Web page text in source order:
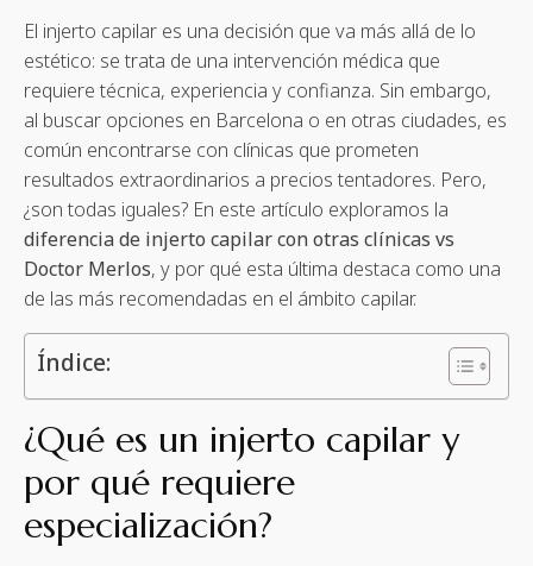
El injerto capilar es una decisión que va más allá de lo
estético: se trata de una intervención médica que
requiere técnica, experiencia y confianza. Sin embargo,
al buscar opciones en Barcelona o en otras ciudades, es
común encontrarse con clínicas que prometen
resultados extraordinarios a precios tentadores. Pero,
¿son todas iguales? En este artículo exploramos la
diferencia de injerto capilar con otras clínicas vs
Doctor Merlos, y por qué esta última destaca como una
de las más recomendadas en el ámbito capilar.
Índice:
¿Qué es un injerto capilar y
por qué requiere
especialización?